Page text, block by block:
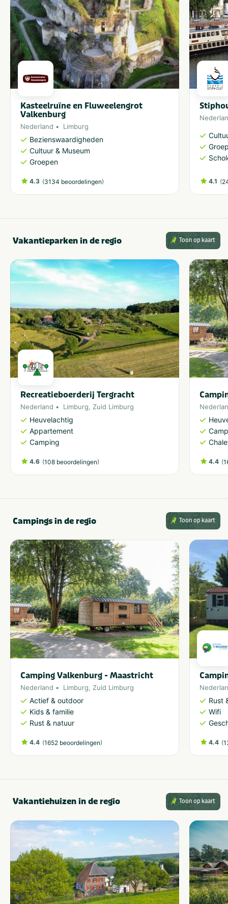
Kasteelruïne en Fluweelengrot
Valkenburg
Nederland Limburg
Bezienswaardigheden
Cultuur & Museum
Groepen
4.3 (3134 beoordelingen) 4.1 (
Vakantieparken in de regio Toon op kaart
Recreatieboerderij Tergracht
Nederland Limburg, Zuid Limburg
Heuvelachtig
Appartement
Camping
4.6 (108 beoordelingen) 4.4 (
Campings in de regio Toon op kaart
Camping Valkenburg - Maastricht
Nederland Limburg, Zuid Limburg
Actief & outdoor
Kids & familie
Rust & natuur
4.4 (1652 beoordelingen)
Rust
Wifi
4.4 (
Vakantiehuizen in de regio Toon op kaart